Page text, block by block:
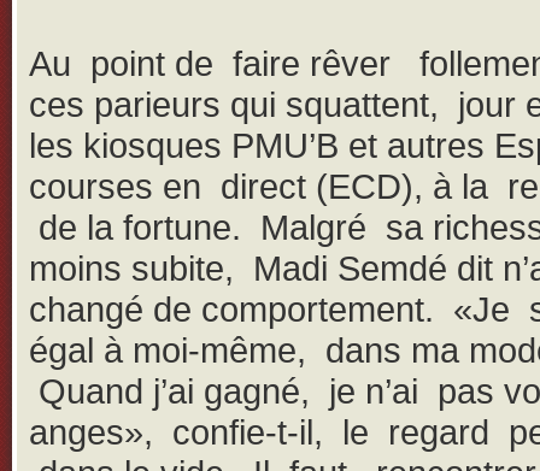
Au point de faire rêver
ces parieurs qui squattent, jour
les kiosques PMU’B et autres
courses en direct (ECD), à la
de la fortune. Malgré sa
moins subite, Madi Semdé dit
changé de comportement. «Je
égal à moi-même, dans ma
Quand j’ai gagné, je n’ai pas
anges», confie-t-il, le regard